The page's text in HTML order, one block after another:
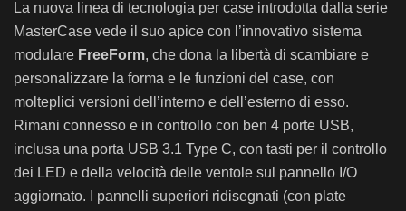
La nuova linea di tecnologia per case introdotta dalla serie
MasterCase vede il suo apice con l’innovativo sistema
modulare FreeForm, che dona la libertà di scambiare e
personalizzare la forma e le funzioni del case, con
molteplici versioni dell’interno e dell’esterno di esso.
Rimani connesso e in controllo con ben 4 porte USB,
inclusa una porta USB 3.1 Type C, con tasti per il controllo
dei LED e della velocità delle ventole sul pannello I/O
aggiornato. I pannelli superiori ridisegnati (con plate